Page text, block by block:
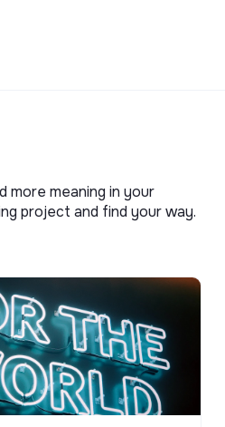
more meaning in your
project and find your way.